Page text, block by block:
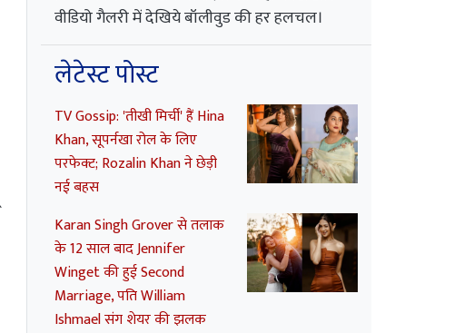
वीडियो गैलरी में देखिये बॉलीवुड की हर हलचल।
लेटेस्ट पोस्ट
TV Gossip: 'तीखी मिर्ची' हैं Hina
Khan, सूपर्नखा रोल के लिए
परफेक्ट; Rozalin Khan ने छेड़ी
नई बहस
Karan Singh Grover से तलाक
के 12 साल बाद Jennifer
Winget की हुई Second
Marriage, पति William
Ishmael संग शेयर की झलक